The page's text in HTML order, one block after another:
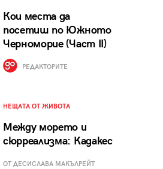
Кои места да
посетиш по Южното
Черноморие (Част II)
РЕДАКТОРИТЕ
НЕЩАТА ОТ ЖИВОТА
Между морето и
сюрреализма: Кадакес
ОТ ДЕСИСЛАВА МАКЪЛРЕЙТ